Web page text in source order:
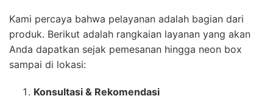
Kami percaya bahwa pelayanan adalah bagian dari
produk. Berikut adalah rangkaian layanan yang akan
Anda dapatkan sejak pemesanan hingga neon box
sampai di lokasi:
Konsultasi & Rekomendasi